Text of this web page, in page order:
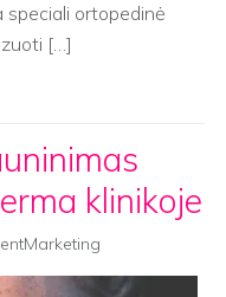
ortopedinė
[…]
klinikoje